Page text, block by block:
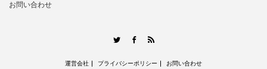
お問い合わせ
TwitterFacebook
運営会社 プライバシーポリシー お問い合わせ